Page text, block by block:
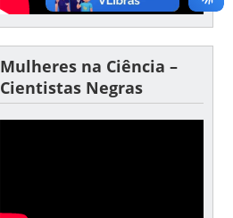
Mulheres na Ciência –
Cientistas Negras